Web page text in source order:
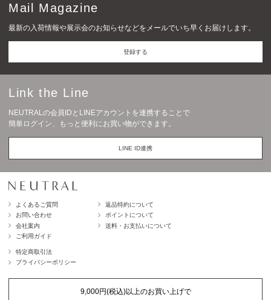
Mail Magazine
最新の入荷情報や展示会のお知らせなどをメールでいち早くお届けします。
登録する
Link the Line
NEUTRALの会員IDとLINEアカウントを連携することで
簡単ログイン、もっと便利にお買い物ができます。
LINE ID連携
よくあるご質問
返品特約について
お問い合わせ
ポイントについて
会社案内
送料・お支払いについて
ご利用ガイド
特定商取引法
プライバシーポリシー
9,000円(税込)以上のお買い上げで